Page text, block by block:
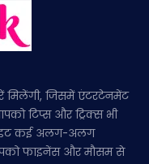
जिसमें एंटरटेनमेंट
टिप्स और ट्रिक्स भी
कई अलग-अलग
फाइनेंस और मौसम से